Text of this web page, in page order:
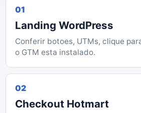
01
Landing WordPress
Conferir botoes, UTMs, clique
o GTM esta instalado.
02
Checkout Hotmart